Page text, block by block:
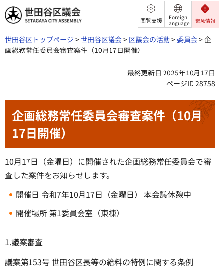
世田谷区議会
閲覧支援
Foreign
Language
緊急情報
世田谷区トップページ >世田谷区議会> 区議会の活動>委員会> 企
画総務常任委員会審査案件（10月17日開催）
最終更新日 2025年10月17日
ページID 28758
企画総務常任委員会審査案件（10月
17日開催）
10月17日（金曜日）に開催された企画総務常任委員会で審
査した案件をお知らせします。
開催日 令和7年10月17日（金曜日） 本会議休憩中
開催場所 第1委員会室（東棟）
1.議案審査
議案第153号 世田谷区長等の給料の特例に関する条例